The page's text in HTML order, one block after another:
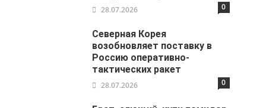
28.07.2026 0
Северная Корея
возобновляет поставку в
Россию оперативно-
тактических ракет
28.07.2026 0